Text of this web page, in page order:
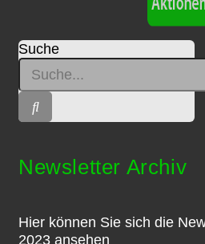
Suche
Newsletter Archiv
Hier können Sie sich die
2023 ansehen